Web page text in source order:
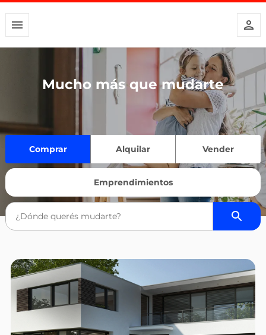
Mucho más que mudarte
Comprar Alquilar Vender
Emprendimientos